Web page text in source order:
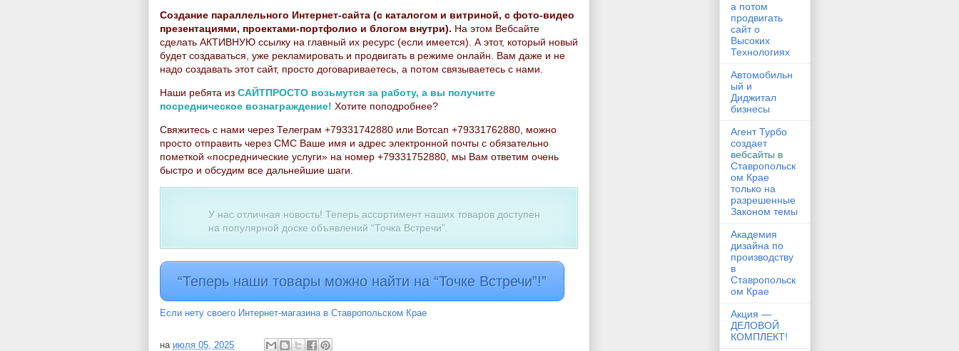
Создание параллельного Интернет-сайта (с каталогом и витриной, с фото-видео
презентациями, проектами-портфолио и блогом внутри). На этом Вебсайте
сделать АКТИВНУЮ ссылку на главный их ресурс (если имеется). А этот, который новый
будет создаваться, уже рекламировать и продвигать в режиме онлайн. Вам даже и не
надо создавать этот сайт, просто договариваетесь, а потом связываетесь с нами.
Наши ребята из САЙТПРОСТО возьмутся за работу, а вы получите
посредническое вознаграждение! Хотите поподробнее?
Свяжитесь с нами через Телеграм +79331742880 или Вотсап +79331762880, можно
просто отправить через СМС Ваше имя и адрес электронной почты с обязательно
пометкой «посреднические услуги» на номер +79331752880, мы Вам ответим очень
быстро и обсудим все дальнейшие шаги.
У нас отличная новость! Теперь ассортимент наших товаров доступен
на популярной доске объявлений “Точка Встречи”.
“Теперь наши товары можно найти на “Точке Встречи”!”
Если нету своего Интернет-магазина в Ставропольском Крае
на июля 05, 2025
а потом
продвигать
сайт о
Высоких
Технологиях
Автомобильн
ый и
Диджитал
бизнесы
Агент Турбо
создает
вебсайты в
Ставропольск
ом Крае
только на
разрешенные
Законом темы
Академия
дизайна по
производству
в
Ставропольск
ом Крае
Акция —
ДЕЛОВОЙ
КОМПЛЕКТ!